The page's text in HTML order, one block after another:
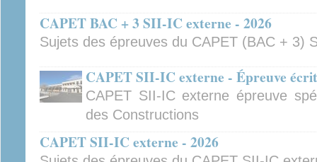
CAPET BAC + 3 SII-IC externe - 2026
Sujets des épreuves du CAPET (BAC + 3)
CAPET SII-IC externe - Épreuve
CAPET SII-IC externe épreuve
des Constructions
CAPET SII-IC externe - 2026